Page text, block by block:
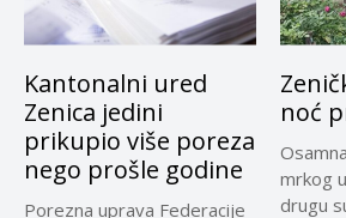
Kantonalni ured
Zenica jedini
prikupio više poreza
nego prošle godine
Porezna uprava Federacije
noć
mrkog
drugu